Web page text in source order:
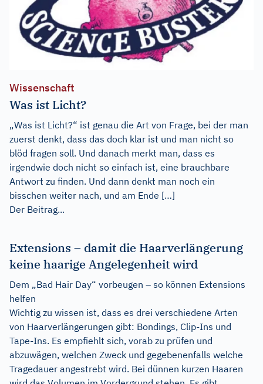
Wissenschaft
Was ist Licht?
„Was ist Licht?“ ist genau die Art von Frage, bei der man
zuerst denkt, dass das doch klar ist und man nicht so
blöd fragen soll. Und danach merkt man, dass es
irgendwie doch nicht so einfach ist, eine brauchbare
Antwort zu finden. Und dann denkt man noch ein
bisschen weiter nach, und am Ende […]
Der Beitrag...
Extensions – damit die Haarverlängerung
keine haarige Angelegenheit wird
Dem „Bad Hair Day“ vorbeugen – so können Extensions
helfen
Wichtig zu wissen ist, dass es drei verschiedene Arten
von Haarverlängerungen gibt: Bondings, Clip-Ins und
Tape-Ins. Es empfiehlt sich, vorab zu prüfen und
abzuwägen, welchen Zweck und gegebenenfalls welche
Tragedauer angestrebt wird. Bei dünnen kurzen Haaren